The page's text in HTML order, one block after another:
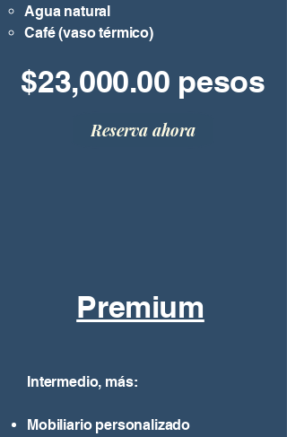
Agua natural
Café (vaso térmico)
Reserva ahora
$23,000.00 pesos
Intermedio, más:
Mobiliario personalizado
Premium